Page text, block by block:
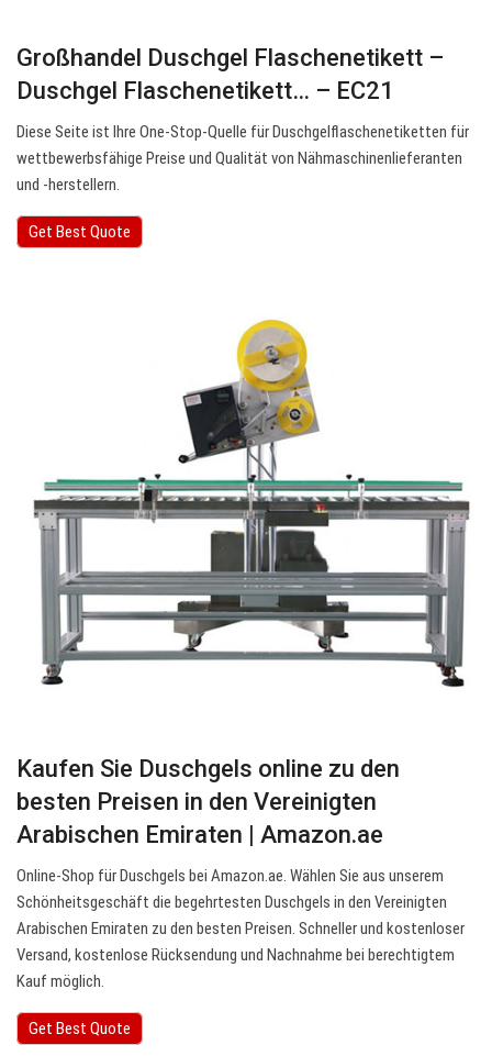
Großhandel Duschgel Flaschenetikett –
Duschgel Flaschenetikett… – EC21
Diese Seite ist Ihre One-Stop-Quelle für Duschgelflaschenetiketten für
wettbewerbsfähige Preise und Qualität von Nähmaschinenlieferanten
und -herstellern.
Get Best Quote
Kaufen Sie Duschgels online zu den
besten Preisen in den Vereinigten
Arabischen Emiraten | Amazon.ae
Online-Shop für Duschgels bei Amazon.ae. Wählen Sie aus unserem
Schönheitsgeschäft die begehrtesten Duschgels in den Vereinigten
Arabischen Emiraten zu den besten Preisen. Schneller und kostenloser
Versand, kostenlose Rücksendung und Nachnahme bei berechtigtem
Kauf möglich.
Get Best Quote